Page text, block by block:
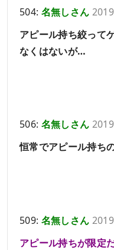
504: 名無しさん
アピール持ち絞って
なくはないが…
506: 名無しさん
恒常でアピール持ち
509: 名無しさん
アピール持ちが限定